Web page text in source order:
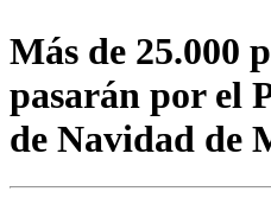
Más de 25.000
pasarán por el
de Navidad de